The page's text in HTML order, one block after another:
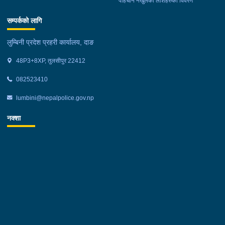
सम्पर्कको लागि
लुम्बिनी प्रदेश प्रहरी कार्यालय, दाङ
48P3+8XP, तुलसीपुर 22412
082523410
lumbini@nepalpolice.gov.np
नक्शा